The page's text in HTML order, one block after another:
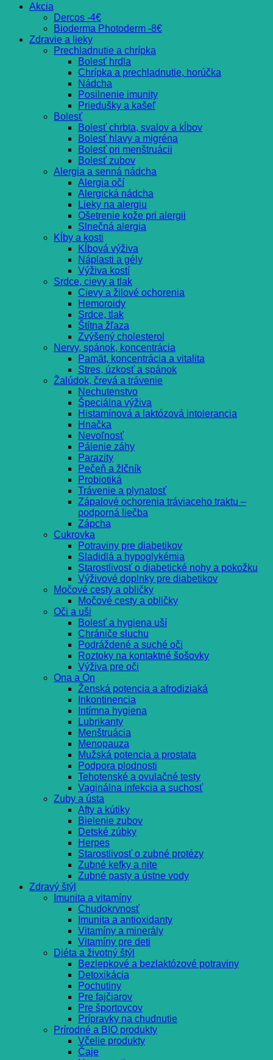
Akcia
Dercos -4€
Bioderma Photoderm -8€
Zdravie a lieky
Prechladnutie a chrípka
Bolesť hrdla
Chrípka a prechladnutie, horúčka
Nádcha
Posilnenie imunity
Priedušky a kašeľ
Bolesť
Bolesť chrbta, svalov a kĺbov
Bolesť hlavy a migréna
Bolesť pri menštruácii
Bolesť zubov
Alergia a senná nádcha
Alergia očí
Alergická nádcha
Lieky na alergiu
Ošetrenie kože pri alergii
Slnečná alergia
Kĺby a kosti
Kĺbová výživa
Náplasti a gély
Výživa kostí
Srdce, cievy a tlak
Cievy a žilové ochorenia
Hemoroidy
Srdce, tlak
Štítna žľaza
Zvýšený cholesterol
Nervy, spánok, koncentrácia
Pamät, koncentrácia a vitalita
Stres, úzkosť a spánok
Žalúdok, črevá a trávenie
Nechutenstvo
Špeciálna výživa
Histamínová a laktózová intolerancia
Hnačka
Nevoľnosť
Pálenie záhy
Parazity
Pečeň a žlčník
Probiotiká
Trávenie a plynatosť
Zápalové ochorenia tráviaceho traktu –
podporná liečba
Zápcha
Cukrovka
Potraviny pre diabetikov
Sladidlá a hypoglykémia
Starostlivosť o diabetické nohy a pokožku
Výživové doplnky pre diabetikov
Močové cesty a obličky
Močové cesty a obličky
Oči a uši
Bolesť a hygiena uší
Chrániče sluchu
Podráždené a suché oči
Roztoky na kontaktné šošovky
Výživa pre oči
Ona a On
Ženská potencia a afrodiziaká
Inkontinencia
Intímna hygiena
Lubrikanty
Menštruácia
Menopauza
Mužská potencia a prostata
Podpora plodnosti
Tehotenské a ovulačné testy
Vaginálna infekcia a suchosť
Zuby a ústa
Afty a kútiky
Bielenie zubov
Detské zúbky
Herpes
Starostlivosť o zubné protézy
Zubné kefky a nite
Zubné pasty a ústne vody
Zdravý štýl
Imunita a vitamíny
Chudokrvnosť
Imunita a antioxidanty
Vitamíny a minerály
Vitamíny pre deti
Diéta a životný štýl
Bezlepkové a bezlaktózové potraviny
Detoxikácia
Pochutiny
Pre fajčiarov
Pre športovcov
Prípravky na chudnutie
Prírodné a BIO produkty
Včelie produkty
Čaje